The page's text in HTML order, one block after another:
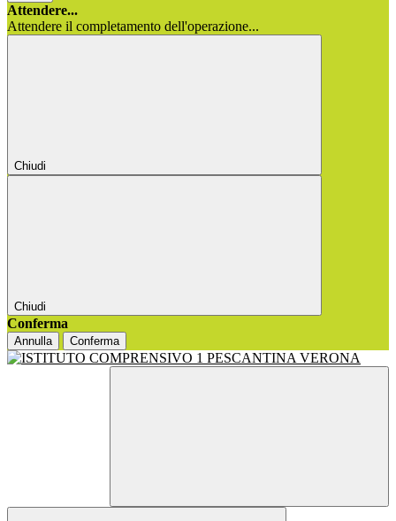
Attendere...
Attendere il completamento dell'operazione...
Chiudi
Chiudi
Conferma
Annulla Conferma